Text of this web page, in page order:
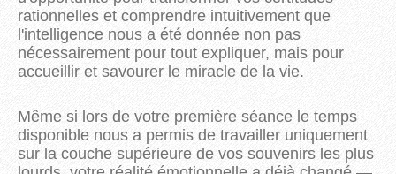
rationnelles et comprendre intuitivement que
l'intelligence nous a été donnée non pas
nécessairement pour tout expliquer, mais pour
accueillir et savourer le miracle de la vie.
Même si lors de votre première séance le temps
disponible nous a permis de travailler uniquement
sur la couche supérieure de vos souvenirs les plus